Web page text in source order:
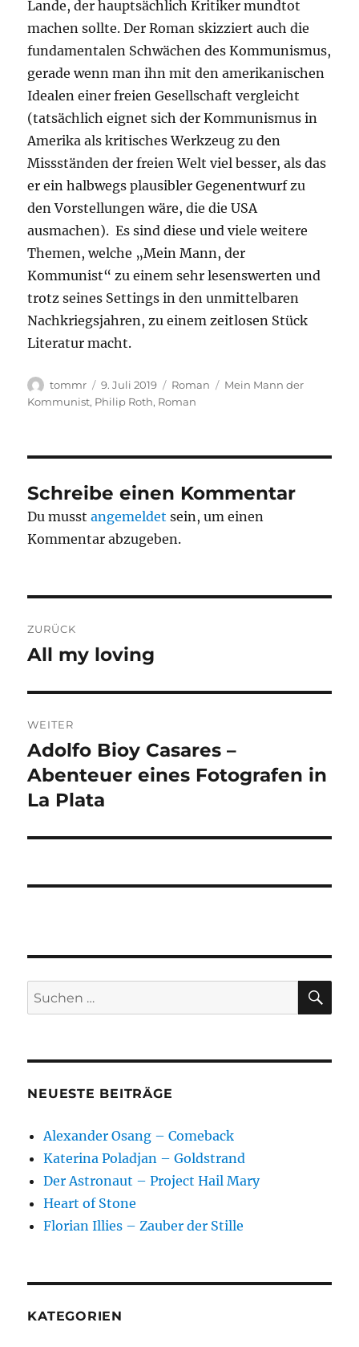
Lande, der hauptsächlich Kritiker mundtot
machen sollte. Der Roman skizziert auch die
fundamentalen Schwächen des Kommunismus,
gerade wenn man ihn mit den amerikanischen
Idealen einer freien Gesellschaft vergleicht
(tatsächlich eignet sich der Kommunismus in
Amerika als kritisches Werkzeug zu den
Missständen der freien Welt viel besser, als das
er ein halbwegs plausibler Gegenentwurf zu
den Vorstellungen wäre, die die USA
ausmachen). Es sind diese und viele weitere
Themen, welche „Mein Mann, der
Kommunist“ zu einem sehr lesenswerten und
trotz seines Settings in den unmittelbaren
Nachkriegsjahren, zu einem zeitlosen Stück
Literatur macht.
Autor
tommr
Veröffentlicht
am
9. Juli 2019 Kategorien
Roman Schlagwörter
Mein Mann der
Kommunist, Philip Roth, Roman
Schreibe einen Kommentar
Du musstangemeldet sein, um einen
Kommentar abzugeben.
ZURÜCK
Vorheriger
All my loving
WEITER
Nächster
Beitrag:
Adolfo Bioy Casares –
Abenteuer eines Fotografen in
La Plata
Suchen
nach:
NEUESTE BEITRÄGE
Alexander Osang – Comeback
Katerina Poladjan – Goldstrand
Der Astronaut – Project Hail Mary
Heart of Stone
Florian Illies – Zauber der Stille
KATEGORIEN